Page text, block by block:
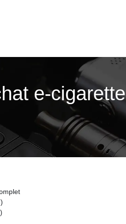
e-cigarette